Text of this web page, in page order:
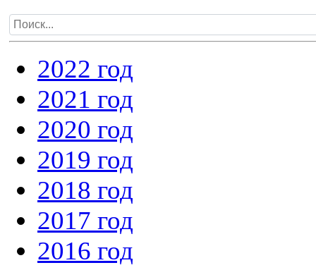
2022 год
2021 год
2020 год
2019 год
2018 год
2017 год
2016 год
Приказ Минздрава